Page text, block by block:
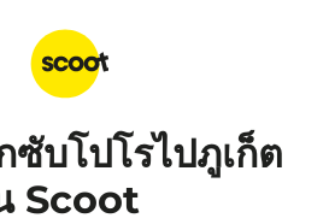
ซับโปโรไปภูเก็ต
Scoot